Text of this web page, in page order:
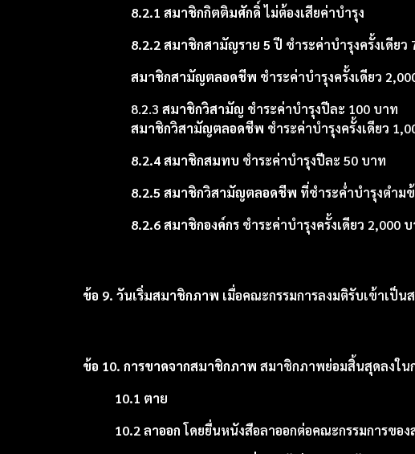
8.2.1 สมาชิกกิตติมศักดิ์ไม่ต้องเสียค่าบำรุง
8.2.2 สมาชิกสามัญราย 5 ปี ชำระค่าบำรุงครั้งเดียว
สมาชิกสามัญตลอดชีพ ชำระค่าบำรุงครั้งเดียว
8.2.3 สมาชิกวิสามัญ ชำระค่าบำรุงปีละ 100 บาท
สมาชิกวิสามัญตลอดชีพ ชำระค่าบำรุงครั้งเดียว
8.2.4 สมาชิกสมทบ ชำระค่าบำรุงปีละ 50 บาท
8.2.5 สมาชิกวิสามัญตลอดชีพ ที่ชำระค่ำบำรุงตำม
8.2.6 สมาชิกองค์กรชำระค่าบำรุงครั้งเดียว 2,000
ข้อ 9. วันเริ่มสมาชิกภาพ เมื่อคณะกรรมการลงมติรับเข้าเป็
ข้อ 10. การขาดจากสมาชิกภาพ สมาชิกภาพย่อมสิ้นสุดลงใน
10.1 ตาย
10.2 ลาออก โดยยื่นหนังสือลาออกต่อคณะกรรมการขอ